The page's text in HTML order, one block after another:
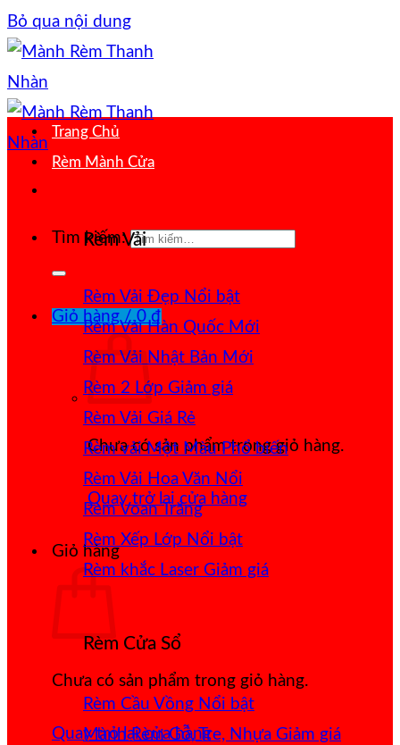
Bỏ qua nội dung
Tìm kiếm:
Giỏ hàng /0₫
Chưa có sản phẩm trong giỏ hàng.
Quay trở lại cửa hàng
Giỏ hàng
Chưa có sản phẩm trong giỏ hàng.
Quay trở lại cửa hàng
Trang Chủ
Rèm Mành Cửa
Rèm Vải
Rèm Vải Đẹp
Rèm Vải Hàn Quốc
Rèm Vải Nhật Bản
Rèm 2 Lớp
Rèm Vải Giá Rẻ
Rèm vải Một Màu
Rèm Vải Hoa Văn Nổi
Rèm Voan Trắng
Rèm Xếp Lớp
Rèm khắc Laser
Rèm Cửa Sổ
Rèm Cầu Vồng
Mành Rèm Gỗ, Tre, Nhựa